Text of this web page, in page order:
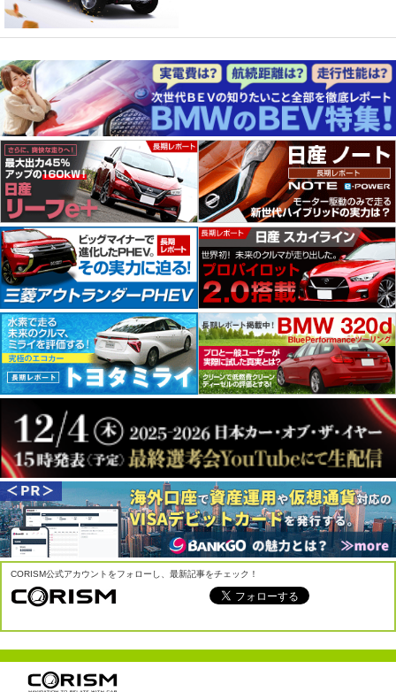
CORISM公式アカウントをフォローし、最新記事をチェック！